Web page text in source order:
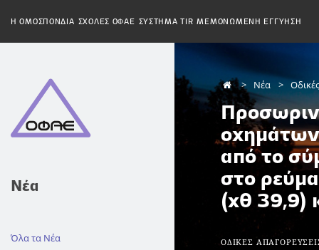
H ΟΜΟΣΠΟΝΔΙΑ ΣΧΟΛΕΣ ΟΦΑΕ ΣΥΣΤΗΜΑ TIR ΜΕΜΟΝΩΜΕΝΗ ΕΓΓΥΗΣΗ
Νέα
Όλα τα Νέα
Νέα
από το
στο
(χθ 39,9)
ΟΔΙΚΕΣ